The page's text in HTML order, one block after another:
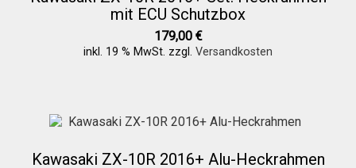
mit ECU Schutzbox
179,00 €
inkl. 19 % MwSt. zzgl. Versandkosten
Kawasaki ZX-10R 2016+ Alu-Heckrahmen